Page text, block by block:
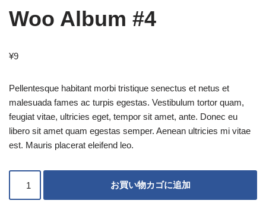
Woo Album #4
¥9
Pellentesque habitant morbi tristique senectus et netus et
malesuada fames ac turpis egestas. Vestibulum tortor quam,
feugiat vitae, ultricies eget, tempor sit amet, ante. Donec eu
libero sit amet quam egestas semper. Aenean ultricies mi vitae
est. Mauris placerat eleifend leo.
お買い物カゴに追加